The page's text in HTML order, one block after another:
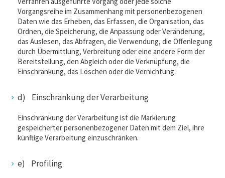
Vorgangsreihe im Zusammenhang mit personenbezogenen
Daten wie das Erheben, das Erfassen, die Organisation, das
Ordnen, die Speicherung, die Anpassung oder Veränderung,
das Auslesen, das Abfragen, die Verwendung, die Offenlegung
durch Übermittlung, Verbreitung oder eine andere Form der
Bereitstellung, den Abgleich oder die Verknüpfung, die
Einschränkung, das Löschen oder die Vernichtung.
d) Einschränkung der Verarbeitung
Einschränkung der Verarbeitung ist die Markierung
gespeicherter personenbezogener Daten mit dem Ziel, ihre
künftige Verarbeitung einzuschränken.
e) Profiling